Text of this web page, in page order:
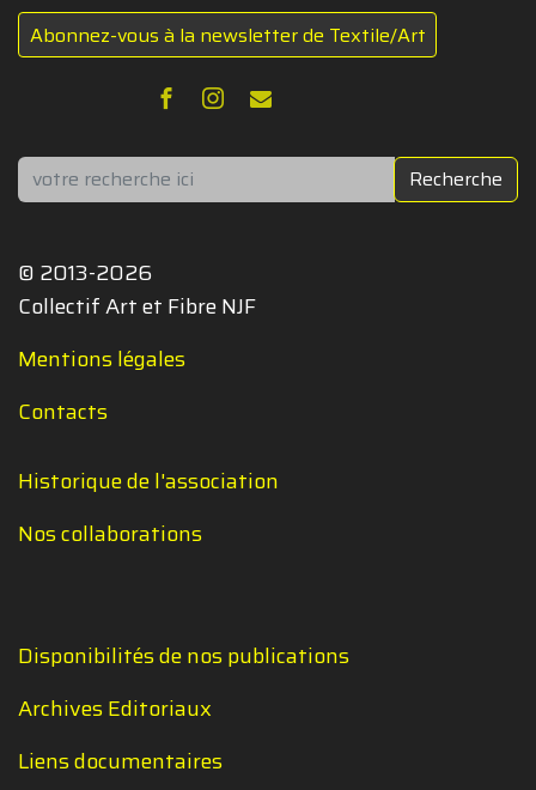
Abonnez-vous à la newsletter de Textile/Art
Rechercher Recherche
© 2013-2026
Collectif Art et Fibre NJF
Mentions légales
Contacts
Historique de l'association
Nos collaborations
Disponibilités de nos publications
Archives Editoriaux
Liens documentaires